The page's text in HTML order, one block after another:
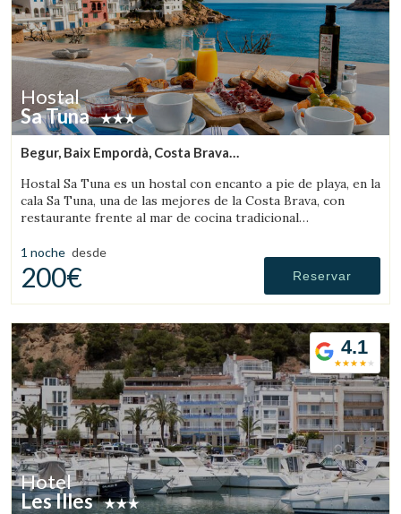
Hostal
Sa Tuna
Begur, Baix Empordà, Costa Brava
Hostal Sa Tuna es un hostal con encanto a pie de playa, en la
cala Sa Tuna, una de las mejores de la Costa Brava, con
restaurante frente al mar de cocina tradicional
1 noche desde
200€ Reservar
4.1
Hotel
Les Illes